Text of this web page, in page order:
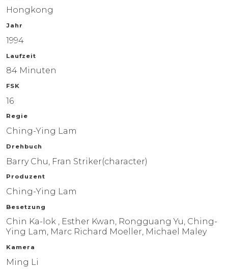
HÖRSPIELE
MAX MASCHMANN
KONTAKT
Hongkong
Jahr
1994
Laufzeit
84 Minuten
FSK
16
Regie
Ching-Ying Lam
Drehbuch
Barry Chu, Fran Striker(character)
Produzent
Ching-Ying Lam
Besetzung
Chin Ka-lok , Esther Kwan, Rongguang Yu, Ching-
Ying Lam, Marc Richard Moeller, Michael Maley
Kamera
Ming Li